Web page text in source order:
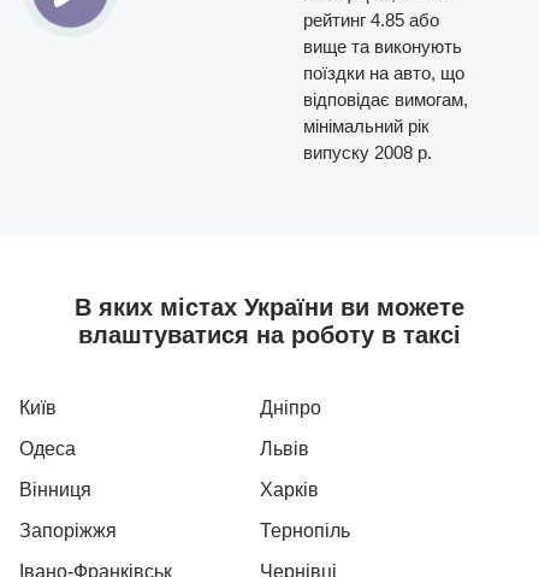
рейтинг 4.85 або
вище та виконують
поїздки на авто, що
відповідає вимогам,
мінімальний рік
випуску 2008 р.
В яких містах України ви можете
влаштуватися на роботу в таксі
Київ
Дніпро
Одеса
Львів
Вінниця
Харків
Запоріжжя
Тернопіль
Івано-Франківськ
Чернівці